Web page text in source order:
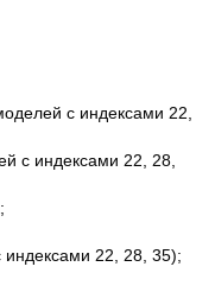
с индексами 22,
с индексами 22, 28,
индексами 22, 28, 35);